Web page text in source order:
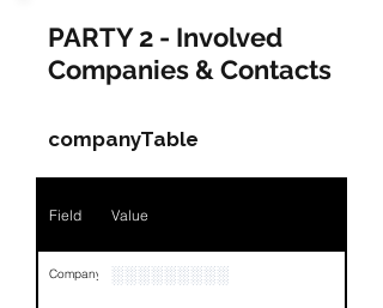
Field Value
Name
Position
Phone NA
Email
Links
PARTY 2 - Involved
Companies & Contacts
companyTable
Field Value
Company ░░░░░░░░░